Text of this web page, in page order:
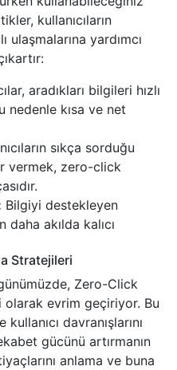
kullanıcıların
ulaşmalarına yardımcı
aradıkları bilgileri hızlı
nedenle kısa ve net
sıkça sorduğu
vermek, zero-click
Bilgiyi destekleyen
akılda kalıcı
Stratejileri
Zero-Click
evrim geçiriyor. Bu
davranışlarını
gücünü artırmanın
anlama ve buna